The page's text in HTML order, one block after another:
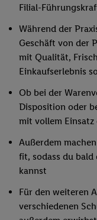
Filial-
Während der
Geschäft von der
mit Qualität,
Einkaufserlebnis
Ob bei der
Disposition oder
mit vollem Einsatz
Außerdem
fit, sodass du bald
kannst
Für den weiteren
verschiedenen